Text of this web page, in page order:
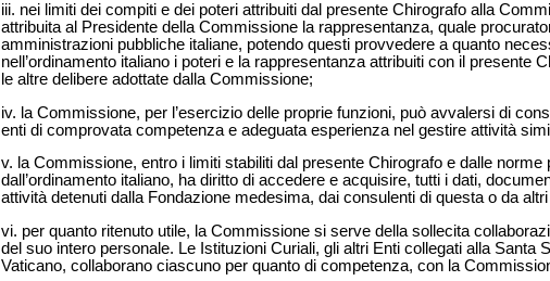
iii. nei limiti dei compiti e dei poteri attribuiti dal presente Chirografo alla
attribuita al Presidente della Commissione la rappresentanza, quale
amministrazioni pubbliche italiane, potendo questi provvedere a quanto
nell’ordinamento italiano i poteri e la rappresentanza attribuiti con il presente
le altre delibere adottate dalla Commissione;
iv. la Commissione, per l’esercizio delle proprie funzioni, può avvalersi di
enti di comprovata competenza e adeguata esperienza nel gestire attività
v. la Commissione, entro i limiti stabiliti dal presente Chirografo e dalle
dall’ordinamento italiano, ha diritto di accedere e acquisire, tutti i dati,
attività detenuti dalla Fondazione medesima, dai consulenti di questa o da
vi. per quanto ritenuto utile, la Commissione si serve della sollecita
del suo intero personale. Le Istituzioni Curiali, gli altri Enti collegati alla Santa
Vaticano, collaborano ciascuno per quanto di competenza, con la